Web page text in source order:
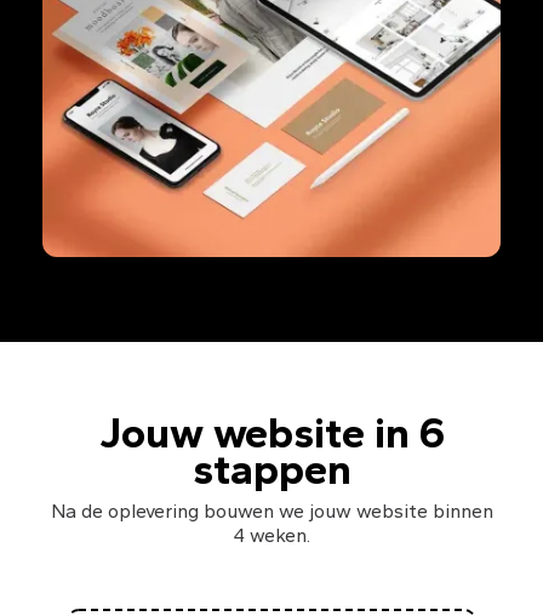
Jouw website in 6
stappen
Na de oplevering bouwen we jouw website binnen
4 weken.